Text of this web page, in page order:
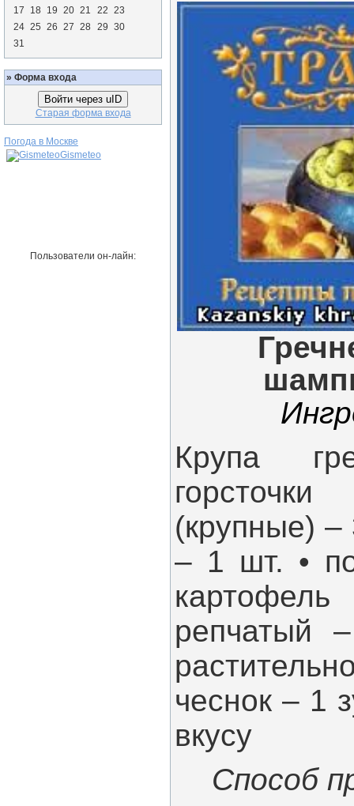
17
18 19 20 21 22 23
24 25 26 27 28 29 30
31
» Форма входа
Войти через uID
Старая форма входа
Погода в Москве
Gismeteo
Пользователи он-лайн:
Крупа
(крупные) –
– 1 шт. •
репчатый
чеснок – 1
вкусу
Способ